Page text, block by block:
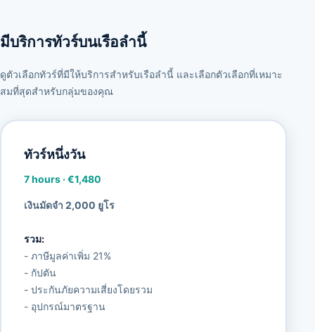
มีบริการทัวร์บนเรือลำนี้
ดูตัวเลือกทัวร์ที่มีให้บริการสำหรับเรือลำนี้ และเลือกตัวเลือกที่เหมาะ
สมที่สุดสำหรับกลุ่มของคุณ
ทัวร์หนึ่งวัน
7 hours·€1,480
เงินมัดจำ 2,000 ยูโร
รวม:
- ภาษีมูลค่าเพิ่ม 21%
- กัปตัน
- ประกันภัยความเสี่ยงโดยรวม
- อุปกรณ์มาตรฐาน